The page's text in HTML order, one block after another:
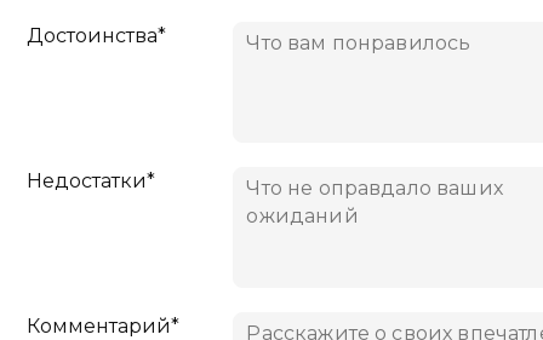
Достоинства*
Недостатки*
Комментарий*